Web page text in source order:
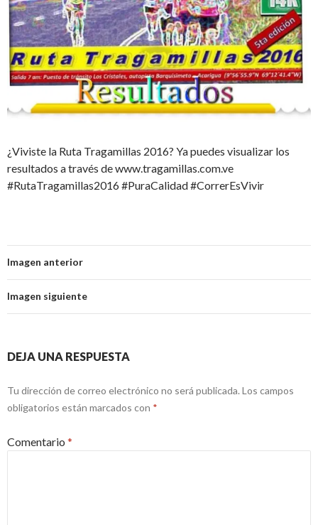
¿Viviste la Ruta Tragamillas 2016? Ya puedes visualizar los
resultados a través de www.tragamillas.com.ve
#RutaTragamillas2016 #PuraCalidad #CorrerEsVivir
Imagen anterior
Imagen siguiente
DEJA UNA RESPUESTA
Tu dirección de correo electrónico no será publicada. Los campos
obligatorios están marcados con *
Comentario *